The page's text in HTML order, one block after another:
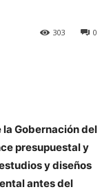
0
303
Gobernación del
presupuestal y
y diseños
antes del